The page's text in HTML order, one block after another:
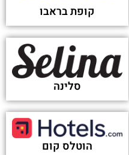
קופת בראבו
סלינה
הוטלס קום